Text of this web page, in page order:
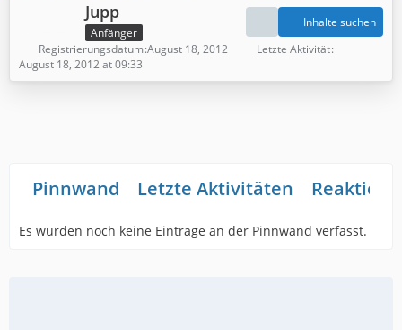
Jupp
Anfänger
Inhalte suchen
Registrierungsdatum August 18, 2012
Letzte Aktivität
August 18, 2012 at 09:33
Pinnwand Letzte Aktivitäten
Es wurden noch keine Einträge an der Pinnwand verfasst.